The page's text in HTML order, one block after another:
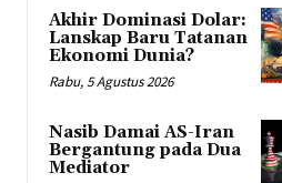
Akhir Dominasi Dolar:
Lanskap Baru Tatanan
Ekonomi Dunia?
Rabu, 5 Agustus 2026
Nasib Damai AS-Iran
Bergantung pada Dua
Mediator